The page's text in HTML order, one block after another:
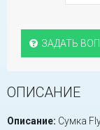
ЗАДАТЬ
ОПИСАНИЕ
Описание: Сумка